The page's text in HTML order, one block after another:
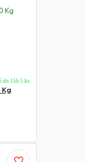
do 15h 5 ks